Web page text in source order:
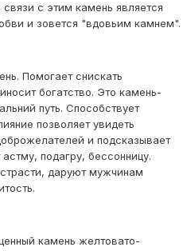
с этим камень является
и зовется "вдовьим камнем".
Помогает снискать
богатство. Это камень-
путь. Способствует
позволяет увидеть
и подсказывает
подагру, бессонницу.
даруют мужчинам
камень желтовато-